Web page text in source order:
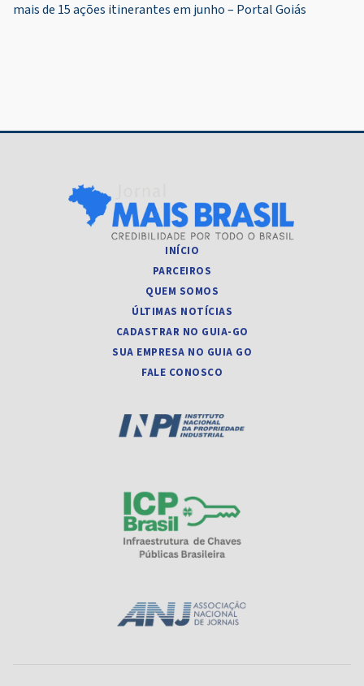
Post
mais de 15 ações itinerantes em junho – Portal Goiás
INÍCIO
PARCEIROS
QUEM SOMOS
ÚLTIMAS NOTÍCIAS
CADASTRAR NO GUIA-GO
SUA EMPRESA NO GUIA GO
FALE CONOSCO